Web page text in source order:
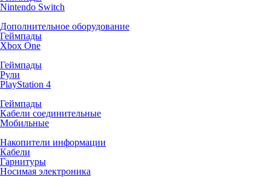
Nintendo Switch
Дополнительное оборудование
Геймпады
Xbox One
Геймпады
Рули
PlayStation 4
Геймпады
Кабели соединительные
Мобильные
Накопители информации
Кабели
Гарнитуры
Носимая электроника